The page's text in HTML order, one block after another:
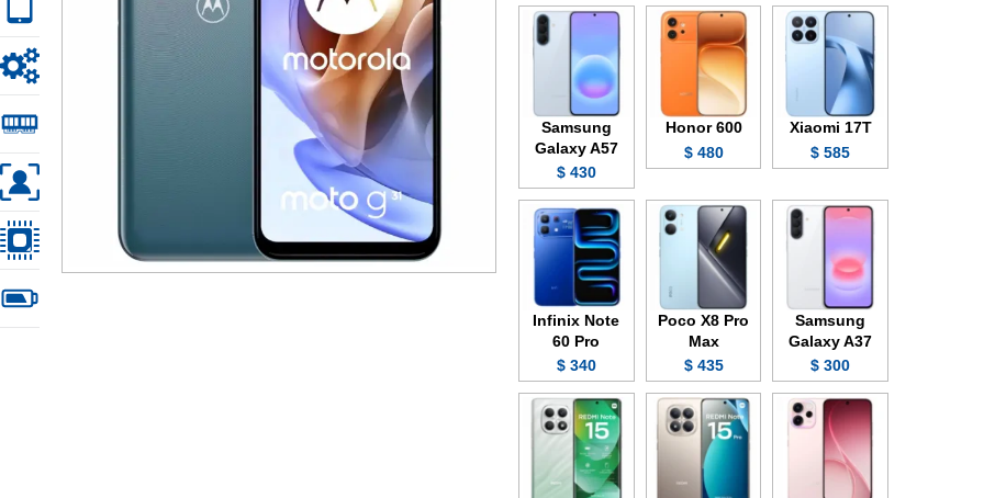
Xiaomi 17T
585 $
Honor 600
480 $
Samsung
Galaxy A57
430 $
Samsung
Galaxy A37
300 $
Poco X8 Pro
Max
435 $
Infinix Note
60 Pro
340 $